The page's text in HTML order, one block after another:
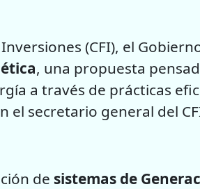
(CFI), el
, una propuesta
a través de prácticas
el secretario general del
de sistemas de